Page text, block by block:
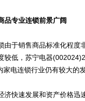
品专业连锁前景广阔
于销售商品标准化程度
较低，苏宁电器
家电连锁行业仍有较大的发
快速发展和资产价格迅